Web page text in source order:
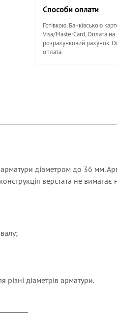
Способи оплати
Готівкою, Банківською
Visa/MasterCard, Оплата на
розрахунковий рахунок,
оплата
діаметром до 36 мм.
верстата не вимагає
різні діаметрів арматури.